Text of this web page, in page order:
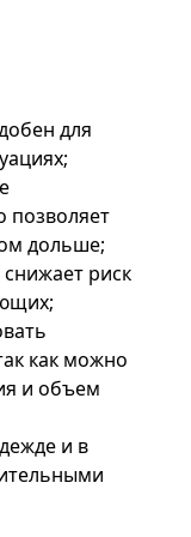
для
позволяет
дольше;
риск
как можно
и объем
и в